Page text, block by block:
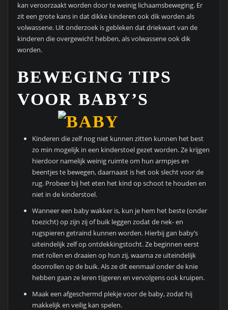
kan veroorzaakt worden door te weinig lichaamsbeweging. Er
zit een grote kans in dat dikke kinderen ook dik worden als
volwassene. Uit onderzoek is gebleken dat driekwart van de
kinderen die overgewicht hebben, als volwassene ook dik
worden.
BEWEGING TIPS
VOOR BABY’S
Kinderen die zelf nog niet kunnen zitten kunnen het best
zo min mogelijk in een kinderstoel gezet worden. Ze krijgen
hierdoor namelijk weinig ruimte om hun armpjes en
beentjes te bewegen, daarnaast is het ook slecht voor de
rug. Probeer bij het eten het kind op schoot te houden en
niet in de kinderstoel.
Wanneer een baby wakker is, kun je hem het beste (onder
toezicht) op zijn zij of buik leggen zodat de nek- en
rugspieren getraind kunnen worden. Hierbij gan baby’s
uiteindelijk zelf op ontdekkingstocht. Ze beginnen eerst
met rollen en draaien op hun zij, waarna ze uiteindelijk
doorrollen op de buik. Als ze dit eenmaal onder de knie
hebben gaan ze leren tijgeren en vervolgens ook kruipen.
Maak een afgeschermd plekje voor de baby, zodat hij
makkelijk en veilig kan spelen.